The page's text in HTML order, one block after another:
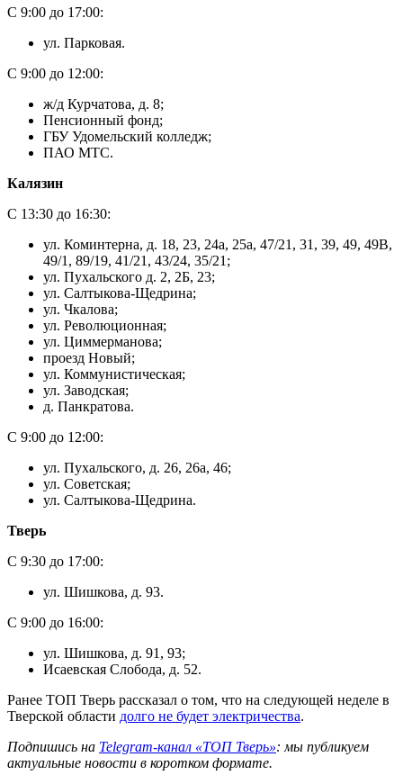
С 9:00 до 17:00:
ул. Парковая.
С 9:00 до 12:00:
ж/д Курчатова, д. 8;
Пенсионный фонд;
ГБУ Удомельский колледж;
ПАО МТС.
Калязин
С 13:30 до 16:30:
ул. Коминтерна, д. 18, 23, 24а, 25а, 47/21, 31, 39, 49, 49В,
49/1, 89/19, 41/21, 43/24, 35/21;
ул. Пухальского д. 2, 2Б, 23;
ул. Салтыкова-Щедрина;
ул. Чкалова;
ул. Революционная;
ул. Циммерманова;
проезд Новый;
ул. Коммунистическая;
ул. Заводская;
д. Панкратова.
С 9:00 до 12:00:
ул. Пухальского, д. 26, 26а, 46;
ул. Советская;
ул. Салтыкова-Щедрина.
Тверь
С 9:30 до 17:00:
ул. Шишкова, д. 93.
С 9:00 до 16:00:
ул. Шишкова, д. 91, 93;
Исаевская Слобода, д. 52.
Ранее ТОП Тверь рассказал о том, что на следующей неделе в
Тверской области долго не будет электричества.
Подпишись на Telegram-канал «ТОП Тверь»: мы публикуем
актуальные новости в коротком формате.